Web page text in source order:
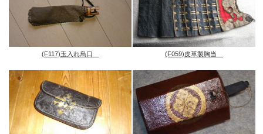
(F117)玉入れ烏口 (F059)皮革製胸当